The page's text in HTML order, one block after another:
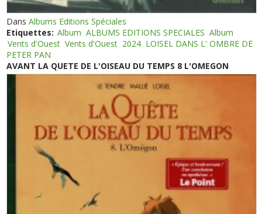
DansAlbums Editions Spéciales
Etiquettes: Album ALBUMS EDITIONS SPECIALES Album
Vents d'Ouest Vents d'Ouest 2024 LOISEL DANS L' OMBRE DE
PETER PAN
AVANT LA QUETE DE L'OISEAU DU TEMPS 8 L'OMEGON